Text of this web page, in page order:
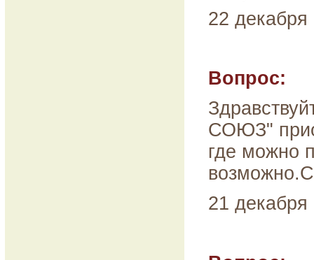
22
Вопрос:
СОЮЗ"
где можно
21